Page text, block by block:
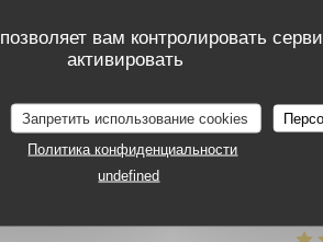
вам контролировать
активировать
Запретить использование cookies
Политика конфиденциальности
undefined
simple. We loved the price fix format. The
We truly enjoyed restaurant de La
Атмосфера
DE LA TOUR